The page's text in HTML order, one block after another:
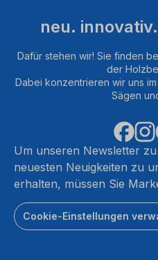
neu.
Dafür stehen wir! Sie finden
der
Dabei konzentrieren wir uns
Sägen
Um unseren Newsletter
neuesten Neuigkeiten zu
erhalten, müssen Sie
Cookie-Einstellungen